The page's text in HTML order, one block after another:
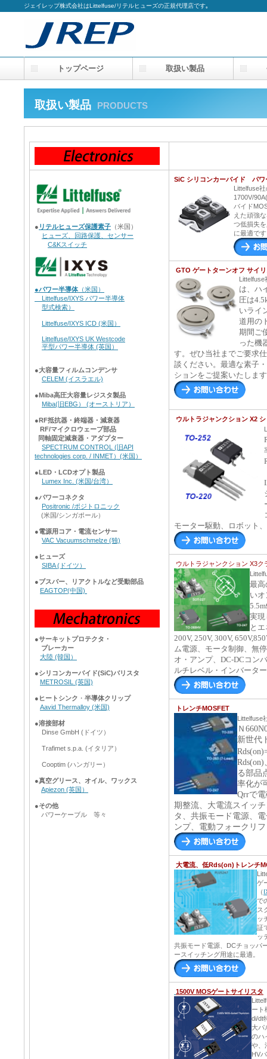
ジェイレップ株式会社はLittelfuse/リテルヒューズの正規代理店です｡
取扱い製品 PRODUCTS
● リテルヒューズ保護素子 （米国）
ヒューズ、回路保護、センサー
C&Kスイッチ
●パワー半導体 （米国）
Littelfuse/IXYS パワー半導体
型式検索）
Littelfuse/IXYS ICD (米国）
Littelfuse/IXYS UK Westcode
平型パワー半導体 (英国）
●大容量フィルムコンデンサ
CELEM (イスラエル)
● Miba高圧大容量レジスタ製品
Miba(旧EBG） (オーストリア）
● RF抵抗器・終端器・減衰器
RF/マイクロウェーブ部品
同軸固定減衰器・アダプター
SPECTRUM CONTROL (旧API
technologies corp. / INMET）(米国）
● LED・LCDオプト製品
Lumex Inc. (米国/台湾）
●パワーコネクタ
Positronic /ポジトロニック
(米国/シンガポール）
●電源用コア・電流センサー
VAC Vacuumschmelze (独)
● ヒューズ
SIBA (ドイツ）
●ブスバー、リアクトルなど受動部品
EAGTOP(中国)
●サーキットプロテクタ・
ブレーカー
大陸 (韓国）
●シリコンカーバイド(SiC)バリスタ
METROSIL (英国)
● ヒートシンク ・ 半導体クリップ
Aavid Thermalloy (米国)
●溶接部材
Dinse GmbH (ドイツ）
Trafimet s.p.a. (イタリア）
Cooptim (ハンガリー）
●真空グリース、オイル、ワックス
Apiezon (英国）
●その他
パワーケーブル 等々
SiC シリコンカーバイド パワ
Littelfuse
1700V/
バイド
えた頑強
つ低損失
に最適で
GTO ゲートターンオフ サイ
は、ハ
圧は
いライ
道用の
期間ご
った機
す。 ぜひ当社までご要求
談ください。最適な素子
ションをご提案いたしま
ウルトラジャンクション X2
モーター駆動、ロボット
ウルトラジャンクション X3
最高
い
実現
と
200V, 250V, 300V,
ム電源、モータ制御、無
オ・アンプ、DC-DCコン
ルチレベル・インバータ
トレンチMOSFET
Littelfuse
Ｎ
新世代
る部品
率化が
Qrrで
期整流、大電流スイッ
タ、共振モード電源、
ンプ、電動フォークリ
大電流、低Rds(on)トレンチ
ゲ
（
で
ス
ッ
証
ッ
共振モード電源、DCチョッパ
ースイッチング用途に最適。
1500V MOSゲートサイリスタ
ート
di/dt
大パ
のハ
や、
HV
トップページ 取扱い製品